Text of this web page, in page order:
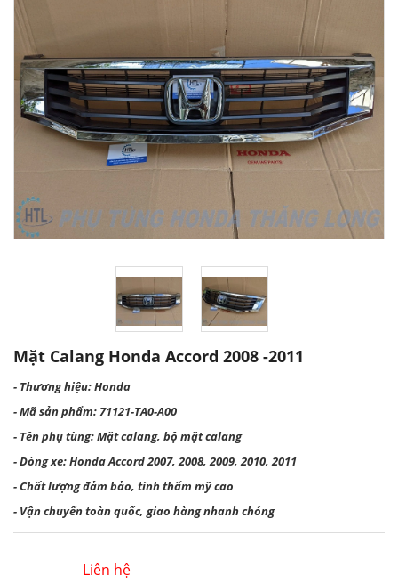
Mặt Calang Honda Accord 2008 -2011
- Thương hiệu: Honda
- Mã sản phẩm: 71121-TA0-A00
- Tên phụ tùng: Mặt calang, bộ mặt calang
- Dòng xe: Honda Accord 2007, 2008, 2009, 2010, 2011
- Chất lượng đảm bảo, tính thẩm mỹ cao
- Vận chuyển toàn quốc, giao hàng nhanh chóng
Liên hệ